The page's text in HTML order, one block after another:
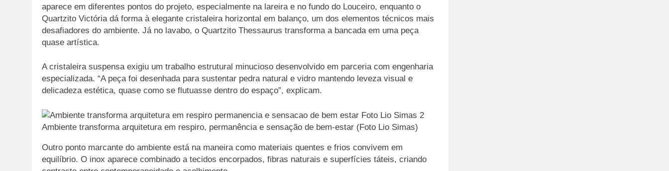
aparece em diferentes pontos do projeto, especialmente na lareira e no fundo do Louceiro, enquanto o
Quartzito Victória dá forma à elegante cristaleira horizontal em balanço, um dos elementos técnicos mais
desafiadores do ambiente. Já no lavabo, o Quartzito Thessaurus transforma a bancada em uma peça
quase artística.
A cristaleira suspensa exigiu um trabalho estrutural minucioso desenvolvido em parceria com engenharia
especializada. “A peça foi desenhada para sustentar pedra natural e vidro mantendo leveza visual e
delicadeza estética, quase como se flutuasse dentro do espaço”, explicam.
Ambiente transforma arquitetura em respiro, permanência e sensação de bem-estar (Foto Lio Simas)
Outro ponto marcante do ambiente está na maneira como materiais quentes e frios convivem em
equilíbrio. O inox aparece combinado a tecidos encorpados, fibras naturais e superfícies táteis, criando